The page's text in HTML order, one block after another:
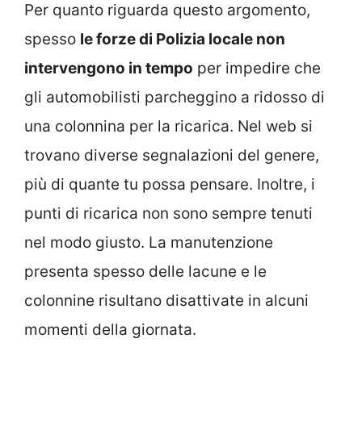
Per quanto riguarda questo argomento,
spesso le forze di Polizia locale non
intervengono in tempo per impedire che
gli automobilisti parcheggino a ridosso di
una colonnina per la ricarica. Nel web si
trovano diverse segnalazioni del genere,
più di quante tu possa pensare. Inoltre, i
punti di ricarica non sono sempre tenuti
nel modo giusto. La manutenzione
presenta spesso delle lacune e le
colonnine risultano disattivate in alcuni
momenti della giornata.